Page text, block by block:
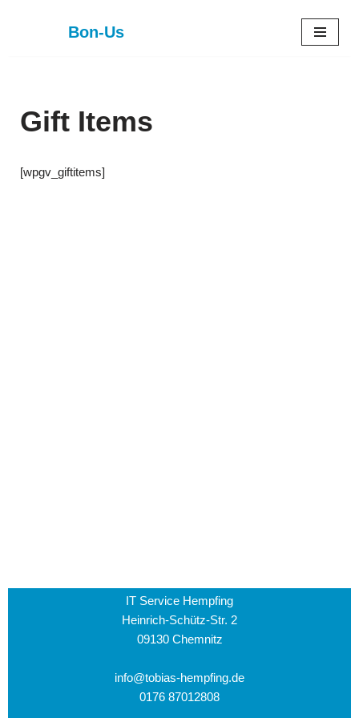
Bon-Us
Gift Items
[wpgv_giftitems]
IT Service Hempfing
Heinrich-Schütz-Str. 2
09130 Chemnitz
info@tobias-hempfing.de
0176 87012808